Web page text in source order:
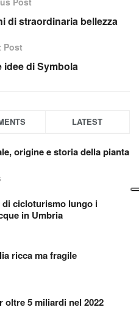
di straordinaria bellezza
Post
idee di Symbola
LATEST
origine e storia della pianta
cicloturismo lungo i
in Umbria
ricca ma fragile
oltre 5 miliardi nel 2022